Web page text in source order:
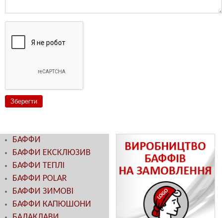
БАФФИ
БАФФИ ЕКСКЛЮЗИВ
БАФФИ ТЕПЛІ
БАФФИ POLAR
БАФФИ ЗИМОВІ
БАФФИ КАПЮШОНИ